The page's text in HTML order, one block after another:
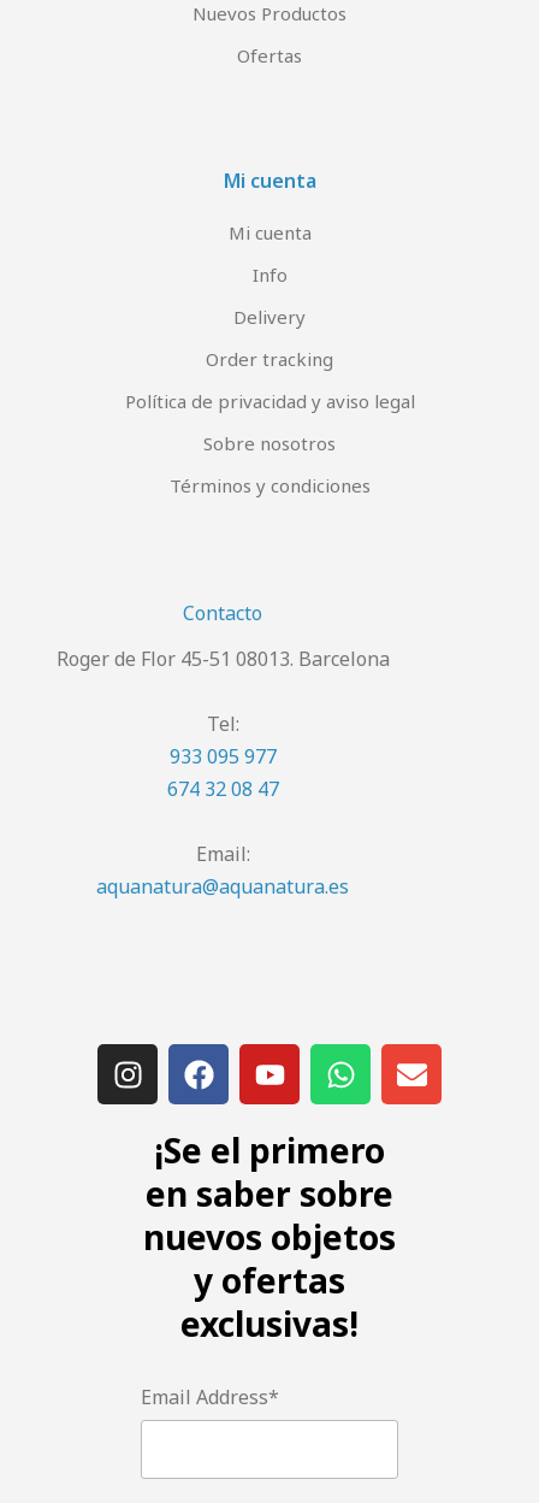
Nuevos Productos
Ofertas
Mi cuenta
Mi cuenta
Info
Delivery
Order tracking
Política de privacidad y aviso legal
Sobre nosotros
Términos y condiciones
Contacto
Roger de Flor 45-51 08013. Barcelona
Tel:
933 095 977
674 32 08 47
Email:
aquanatura@aquanatura.es
¡Se el primero
en saber sobre
nuevos objetos
y ofertas
exclusivas!
Email Address*